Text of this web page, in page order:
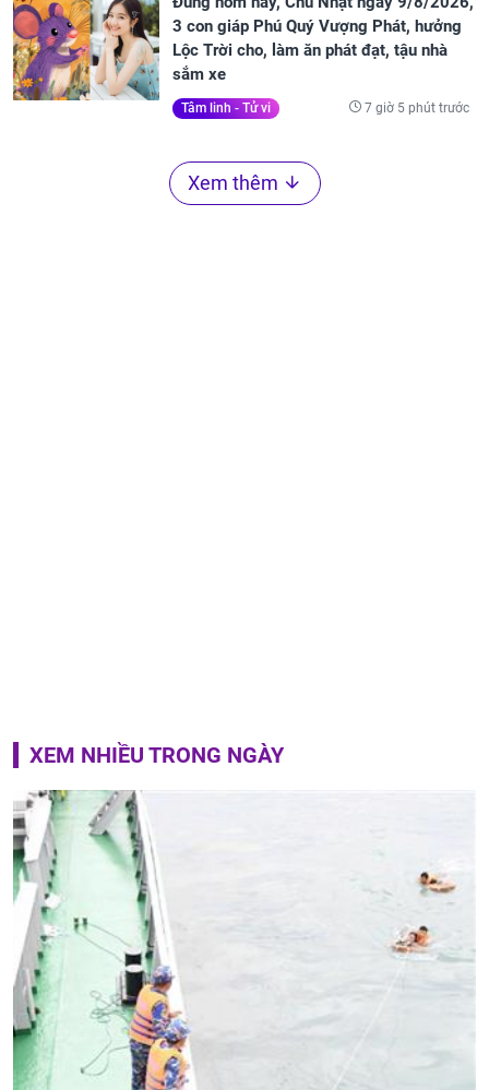
3 con giáp Phú Quý Vượng Phát, hưởng
Lộc Trời cho, làm ăn phát đạt, tậu nhà
sắm xe
Tâm linh - Tử vi 7 giờ 5 phút trước
Xem thêm
XEM NHIỀU TRONG NGÀY